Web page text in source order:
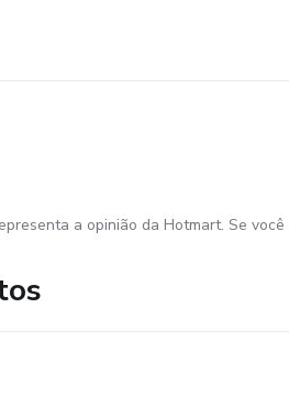
a opinião da Hotmart. Se